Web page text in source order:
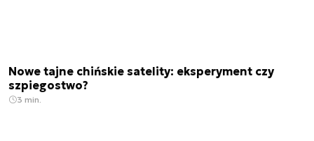
Nowe tajne chińskie satelity: eksperyment czy
szpiegostwo?
3 min.